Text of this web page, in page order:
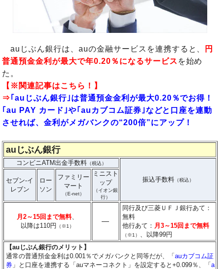
auじぶん銀行は、auの金融サービスを連携すると、
円
普通預金金利が最大で年0.20％になるサービス を始め
た。
【※関連記事はこちら！】
⇒｢auじぶん銀行｣は普通預金金利が最大0.20％でお得！
｢au PAY カード｣や｢auカブコム証券｣などと口座を連動
させれば、金利がメガバンクの“200倍”にアップ！
auじぶん銀行
コンビニATM出金手数料（税込）
振込手数料（税込）
セブン-イ
レブン
ロー
ソン
ファミリー
マート
（E-net）
ミニスト
ップ
（イオン銀
行）
月2～15回まで無料、
以降は110円 （※1）
―
同行及び三菱ＵＦＪ銀行あて：
無料
他行あて： 月3～15回まで無料
（※1）
、以降99円
【auじぶん銀行のメリット】
通常の普通預金金利は0.001％でメガバンクと同等だが、「auカブコム証
券 」と口座を連携する「auマネーコネクト」を設定すると+0.099％、「a